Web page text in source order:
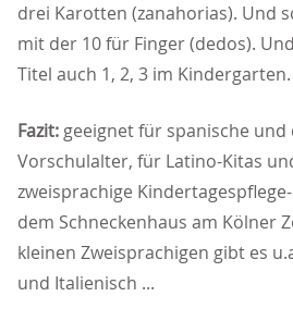
drei Karotten (zanahorias). Und
mit der 10 für Finger (dedos).
Titel auch 1, 2, 3 im Kindergarten.
Fazit: geeignet für spanische
Vorschulalter, für Latino-Kitas
zweisprachige
dem Schneckenhaus am Kölner
kleinen Zweisprachigen gibt es
und Italienisch ...